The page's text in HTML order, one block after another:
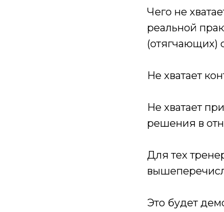
Чего не
реальной
(отягчающих)
Не хватает
Не хватает
решения в
Для тех
Это будет